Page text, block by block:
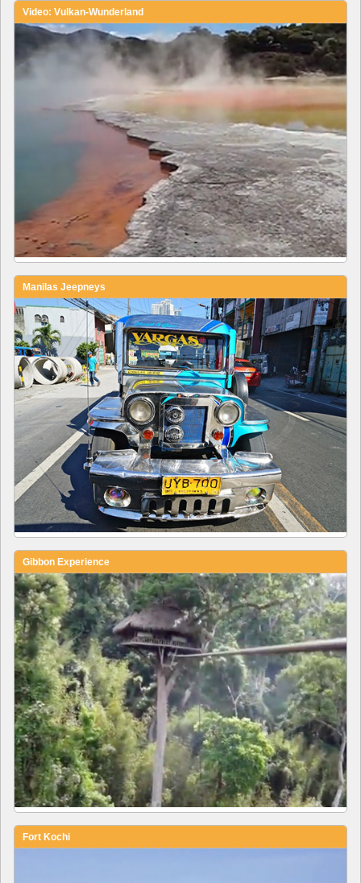
Video: Vulkan-Wunderland
Manilas Jeepneys
Gibbon Experience
Fort Kochi